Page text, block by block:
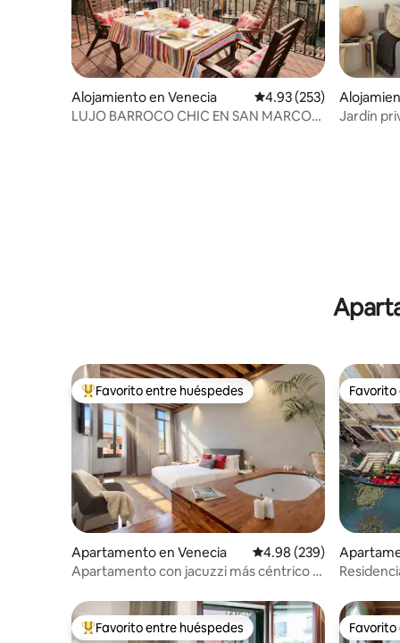
Alojamiento en Venecia Calificación promedio:
4.93 (253)
LUJO BARROCO CHIC EN SAN MARCOS
Jardín
Favorito entre huéspedes preferido
Favorito entre huéspedes
Apartamento en Venecia Calificación promedio:
4.98 (239)
Apartamento con jacuzzi más céntrico a
Favorito entre huéspedes preferido
Favorito entre huéspedes